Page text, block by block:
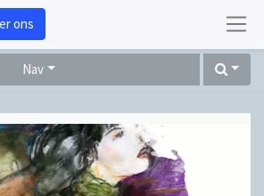
ons
Nav